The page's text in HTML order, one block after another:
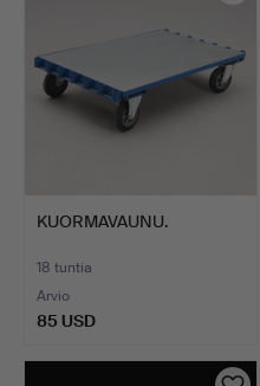
KUORMAVAUNU.
18 tuntia
Arvio
85 USD